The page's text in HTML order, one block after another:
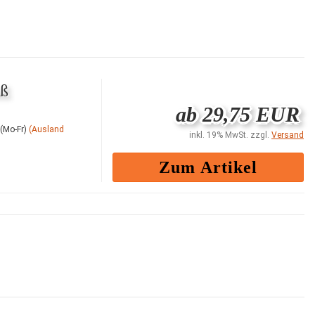
Fr) (Ausland
ab 29,75 EUR
inkl. 19% MwSt. zzgl. Versand
Zum Artikel